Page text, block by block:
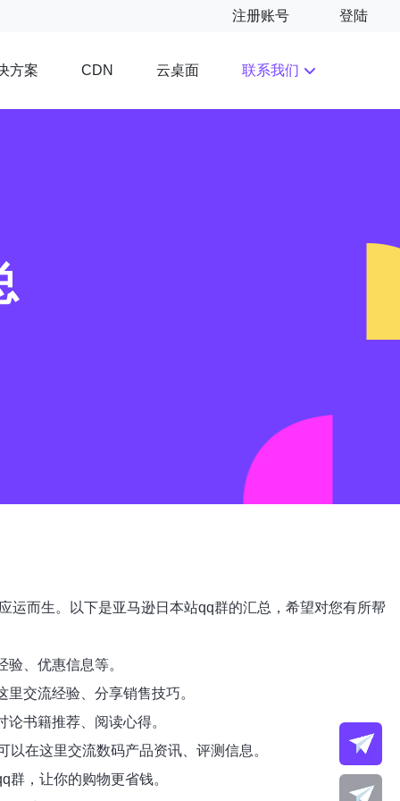
注册账号 登陆
方案 CDN 云桌面 联系我们
运而生。以下是亚马逊日本站qq群的汇总，希望对您有所帮
、优惠信息等。
交流经验、分享销售技巧。
书籍推荐、阅读心得。
在这里交流数码产品资讯、评测信息。
，让你的购物更省钱。